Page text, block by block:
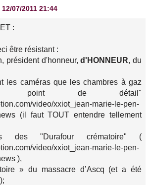
12/07/2011 21:44
:
être résistant :
président d'honneur,d'HONNEUR, du
les caméras que les chambres à gaz
point de détail"
video/xxiot_jean-marie-le-pen-
(il faut TOUT entendre tellement
des "Durafour crématoire" (
video/xxiot_jean-marie-le-pen-
),
» du massacre d’Ascq (et a été